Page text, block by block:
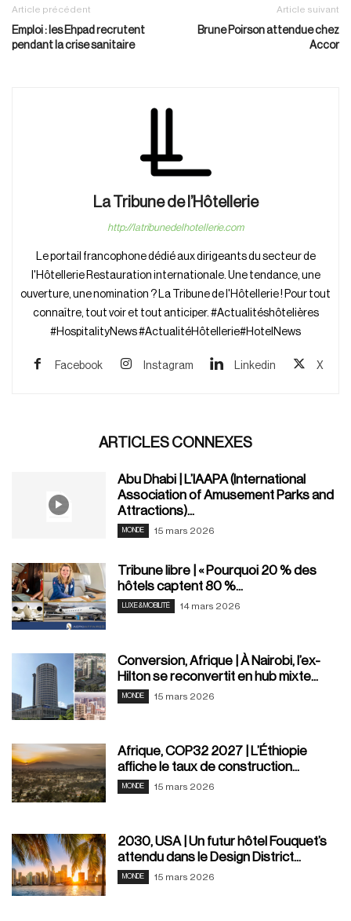
Article précédent
Emploi : les Ehpad recrutent
pendant la crise sanitaire
Article suivant
Brune Poirson attendue chez
Accor
La Tribune de l’Hôtellerie
http://latribunedelhotellerie.com
Le portail francophone dédié aux dirigeants du secteur de
l'Hôtellerie Restauration internationale. Une tendance, une
ouverture, une nomination ? La Tribune de l'Hôtellerie ! Pour tout
connaître, tout voir et tout anticiper. #Actualitéshôtelières
#HospitalityNews #ActualitéHôtellerie#HotelNews
Facebook Instagram Linkedin X
ARTICLES CONNEXES
Abu Dhabi | L’IAAPA (International
Association of Amusement Parks and
Attractions)...
MONDE 15 mars 2026
Tribune libre | « Pourquoi 20 % des
hôtels captent 80 %...
LUXE & MOBILITÉ 14 mars 2026
Conversion, Afrique | À Nairobi, l’ex-
Hilton se reconvertit en hub mixte...
MONDE 15 mars 2026
Afrique, COP32 2027 | L’Éthiopie
affiche le taux de construction...
MONDE 15 mars 2026
2030, USA | Un futur hôtel Fouquet’s
attendu dans le Design District...
MONDE 15 mars 2026